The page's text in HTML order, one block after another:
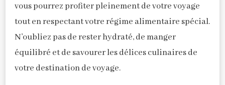
vous pourrez profiter pleinement de votre voyage
tout en respectant votre régime alimentaire spécial.
N’oubliez pas de rester hydraté, de manger
équilibré et de savourer les délices culinaires de
votre destination de voyage.